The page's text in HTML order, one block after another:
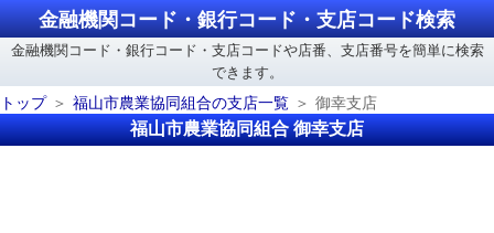
金融機関コード・銀行コード・支店コード検索
金融機関コード・銀行コード・支店コードや店番、支店番号を簡単に検索
できます。
トップ
福山市農業協同組合の支店一覧 御幸支店
福山市農業協同組合 御幸支店